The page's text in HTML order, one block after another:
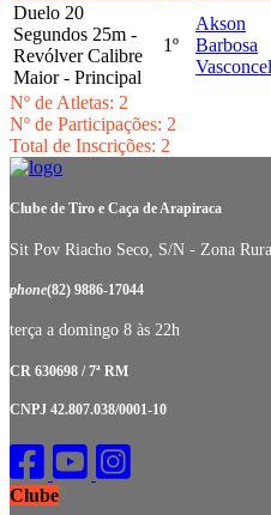
Duelo 20
Segundos 25m -
Revólver Calibre
Maior - Principal
1º
Akson
Barbosa
Nº de Atletas: 2
Nº de Participações: 2
Total de Inscrições: 2
Clube de Tiro e Caça de Arapiraca
Sit Pov Riacho Seco, S/N - Zona
phone(82) 9886-17044
terça a domingo 8 às 22h
CR 630698 / 7ª RM
CNPJ 42.807.038/0001-10
Clube